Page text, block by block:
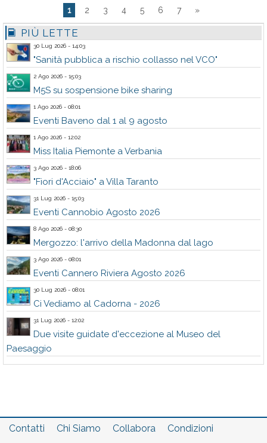
1 2 3 4 5 6 7 »
PIÙ LETTE
30 Lug 2026 - 14:03
"Sanità pubblica a rischio collasso nel VCO"
2 Ago 2026 - 15:03
M5S su sospensione bike sharing
1 Ago 2026 - 08:01
Eventi Baveno dal 1 al 9 agosto
1 Ago 2026 - 12:02
Miss Italia Piemonte a Verbania
3 Ago 2026 - 18:06
"Fiori d'Acciaio" a Villa Taranto
31 Lug 2026 - 15:03
Eventi Cannobio Agosto 2026
8 Ago 2026 - 08:30
Mergozzo: l'arrivo della Madonna dal lago
3 Ago 2026 - 08:01
Eventi Cannero Riviera Agosto 2026
30 Lug 2026 - 08:01
Ci Vediamo al Cadorna - 2026
31 Lug 2026 - 12:02
Due visite guidate d'eccezione al Museo del
Paesaggio
Contatti Chi Siamo Collabora Condizioni